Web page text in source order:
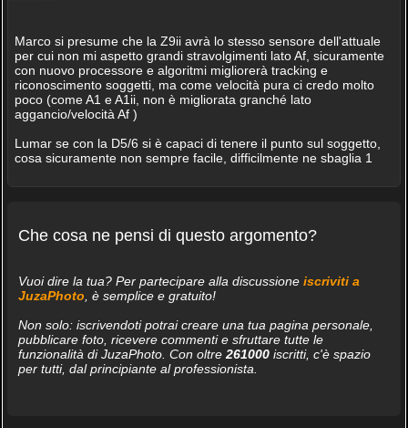
Marco si presume che la Z9ii avrà lo stesso sensore dell'attuale
per cui non mi aspetto grandi stravolgimenti lato Af, sicuramente
con nuovo processore e algoritmi migliorerà tracking e
riconoscimento soggetti, ma come velocità pura ci credo molto
poco (come A1 e A1ii, non è migliorata granché lato
aggancio/velocità Af )
Lumar se con la D5/6 si è capaci di tenere il punto sul soggetto,
cosa sicuramente non sempre facile, difficilmente ne sbaglia 1
Che cosa ne pensi di questo argomento?
Vuoi dire la tua? Per partecipare alla discussione iscriviti a
JuzaPhoto , è semplice e gratuito!
Non solo: iscrivendoti potrai creare una tua pagina personale,
pubblicare foto, ricevere commenti e sfruttare tutte le
funzionalità di JuzaPhoto. Con oltre 261000iscritti, c'è spazio
per tutti, dal principiante al professionista.